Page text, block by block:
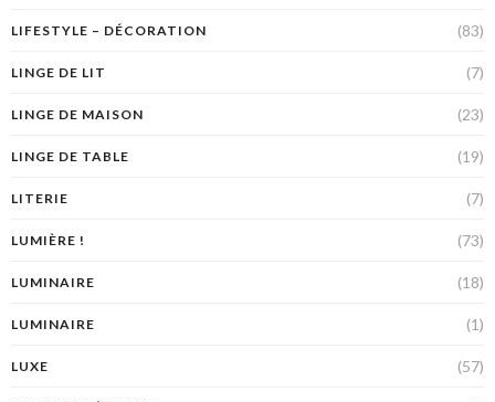
LIFESTYLE – DÉCORATION (83)
LINGE DE LIT (7)
LINGE DE MAISON (23)
LINGE DE TABLE (19)
LITERIE (7)
LUMIÈRE ! (73)
LUMINAIRE (18)
LUMINAIRE (1)
LUXE (57)